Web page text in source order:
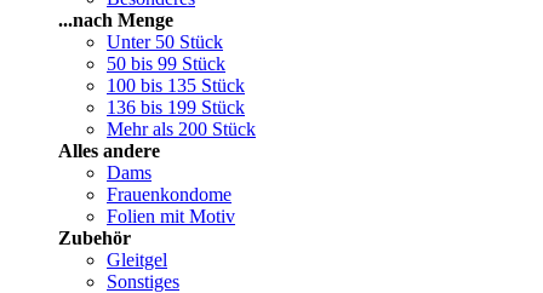
...nach Menge
Unter 50 Stück
50 bis 99 Stück
100 bis 135 Stück
136 bis 199 Stück
Mehr als 200 Stück
Alles andere
Dams
Frauenkondome
Folien mit Motiv
Zubehör
Gleitgel
Sonstiges